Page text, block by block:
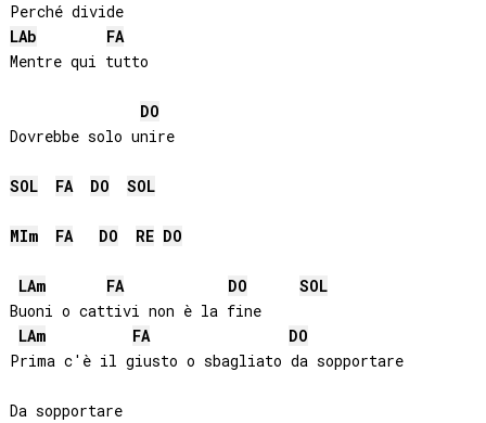
Perché divide
LAb
FA
DO
Dovrebbe solo unire
SOL FA DO SOL
MIm FA DO RE DO
LAm FA DO
SOL
Buoni o cattivi non è la fine
LAm FA
DO
Prima c'è il giusto o sbagliato da sopportare
Da sopportare